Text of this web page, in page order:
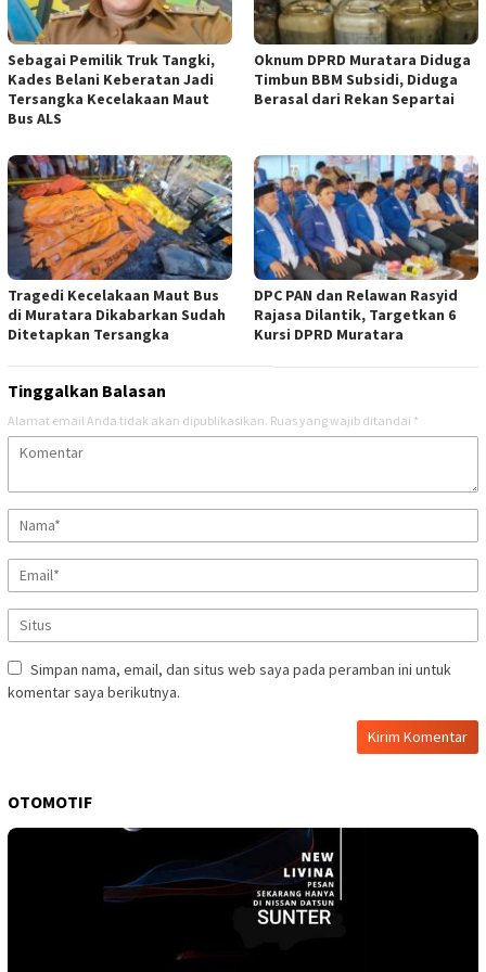
Sebagai Pemilik Truk Tangki,
Kades Belani Keberatan Jadi
Tersangka Kecelakaan Maut
Bus ALS
Oknum DPRD Muratara Diduga
Timbun BBM Subsidi, Diduga
Berasal dari Rekan Separtai
Tragedi Kecelakaan Maut Bus
di Muratara Dikabarkan Sudah
Ditetapkan Tersangka
DPC PAN dan Relawan Rasyid
Rajasa Dilantik, Targetkan 6
Kursi DPRD Muratara
Tinggalkan Balasan
Alamat email Anda tidak akan dipublikasikan. Ruas yang wajib ditandai *
Simpan nama, email, dan situs web saya pada peramban ini untuk
komentar saya berikutnya.
OTOMOTIF